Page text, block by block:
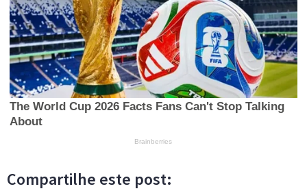
Compartilhe este post: